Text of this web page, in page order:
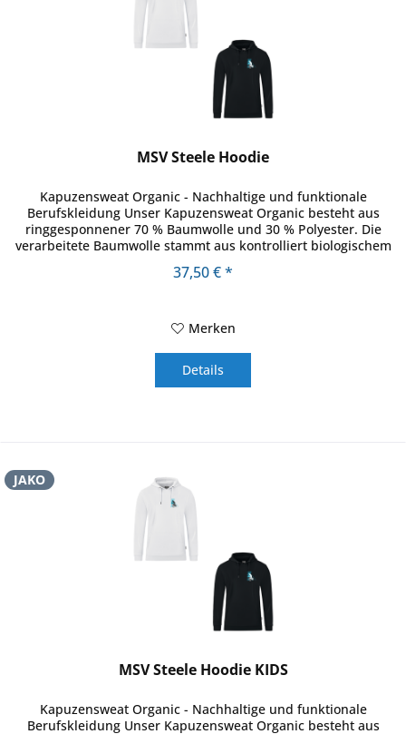
MSV Steele Hoodie
Kapuzensweat Organic - Nachhaltige und funktionale
Berufskleidung Unser Kapuzensweat Organic besteht aus
ringgesponnener 70 % Baumwolle und 30 % Polyester. Die
verarbeitete Baumwolle stammt aus kontrolliert biologischem
37,50 € *
Merken
Details
JAKO
MSV Steele Hoodie KIDS
Kapuzensweat Organic - Nachhaltige und funktionale
Berufskleidung Unser Kapuzensweat Organic besteht aus